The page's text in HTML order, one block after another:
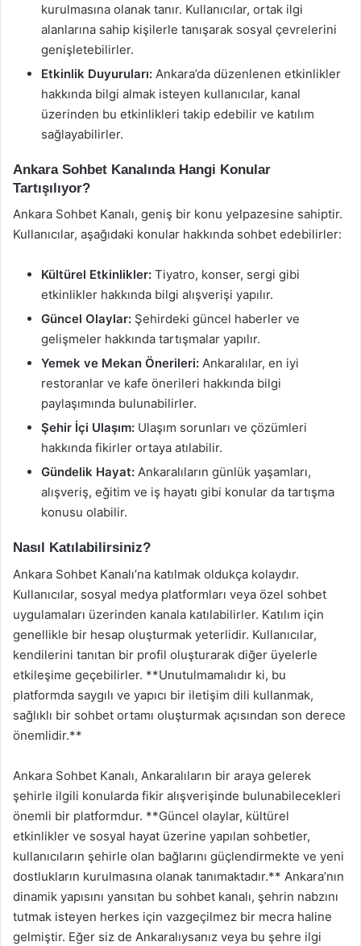
kurulmasına olanak tanır. Kullanıcılar, ortak ilgi
alanlarına sahip kişilerle tanışarak sosyal çevrelerini
genişletebilirler.
Etkinlik Duyuruları: Ankara’da düzenlenen etkinlikler
hakkında bilgi almak isteyen kullanıcılar, kanal
üzerinden bu etkinlikleri takip edebilir ve katılım
sağlayabilirler.
Ankara Sohbet Kanalında Hangi Konular
Tartışılıyor?
Ankara Sohbet Kanalı, geniş bir konu yelpazesine sahiptir.
Kullanıcılar, aşağıdaki konular hakkında sohbet edebilirler:
Kültürel Etkinlikler: Tiyatro, konser, sergi gibi
etkinlikler hakkında bilgi alışverişi yapılır.
Güncel Olaylar: Şehirdeki güncel haberler ve
gelişmeler hakkında tartışmalar yapılır.
Yemek ve Mekan Önerileri: Ankaralılar, en iyi
restoranlar ve kafe önerileri hakkında bilgi
paylaşımında bulunabilirler.
Şehir İçi Ulaşım: Ulaşım sorunları ve çözümleri
hakkında fikirler ortaya atılabilir.
Gündelik Hayat: Ankaralıların günlük yaşamları,
alışveriş, eğitim ve iş hayatı gibi konular da tartışma
konusu olabilir.
Nasıl Katılabilirsiniz?
Ankara Sohbet Kanalı’na katılmak oldukça kolaydır.
Kullanıcılar, sosyal medya platformları veya özel sohbet
uygulamaları üzerinden kanala katılabilirler. Katılım için
genellikle bir hesap oluşturmak yeterlidir. Kullanıcılar,
kendilerini tanıtan bir profil oluşturarak diğer üyelerle
etkileşime geçebilirler. **Unutulmamalıdır ki, bu
platformda saygılı ve yapıcı bir iletişim dili kullanmak,
sağlıklı bir sohbet ortamı oluşturmak açısından son derece
önemlidir.**
Ankara Sohbet Kanalı, Ankaralıların bir araya gelerek
şehirle ilgili konularda fikir alışverişinde bulunabilecekleri
önemli bir platformdur. **Güncel olaylar, kültürel
etkinlikler ve sosyal hayat üzerine yapılan sohbetler,
kullanıcıların şehirle olan bağlarını güçlendirmekte ve yeni
dostlukların kurulmasına olanak tanımaktadır.** Ankara’nın
dinamik yapısını yansıtan bu sohbet kanalı, şehrin nabzını
tutmak isteyen herkes için vazgeçilmez bir mecra haline
gelmiştir. Eğer siz de Ankaralıysanız veya bu şehre ilgi